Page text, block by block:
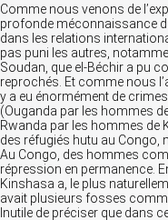
Comme nous venons de
profonde méconnaissance
dans les relations
pas puni les autres,
Soudan, que el-Béchir a pu
reprochés. Et comme nous
y a eu énormément de
(Ouganda par les hommes
Rwanda par les hommes de
des réfugiés hutu au Congo,
Au Congo, des hommes
répression en permanence.
Kinshasa a, le plus
avait plusieurs fosses
Inutile de préciser que dans